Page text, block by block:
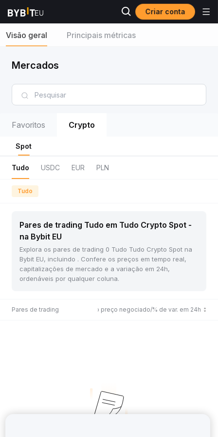
Criar conta
Visão geral Principais métricas
Mercados
Favoritos Crypto
Spot
Tudo USDC EUR PLN
Tudo
Pares de trading Tudo em Tudo Crypto Spot -
na Bybit EU
Explora os pares de trading 0 Tudo Tudo Crypto Spot na
Bybit EU, incluindo . Confere os preços em tempo real,
capitalizações de mercado e a variação em 24h,
ordenáveis por qualquer coluna.
Pares de trading Último preço negociado/% de var. em 24h